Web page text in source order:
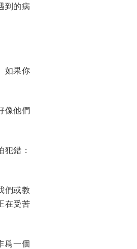
到的病
如果你
像他們
犯錯：
們或教
在受苦
爲一個